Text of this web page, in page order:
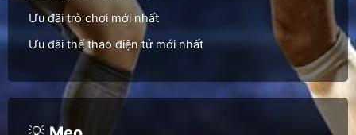
Ưu đãi trò chơi mới nhất
Ưu đãi thể thao điện tử mới nhất